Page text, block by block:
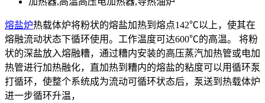
熔盐炉热载体炉将粉状的熔盐加热到熔点142℃以上，使其在
熔融流动状态下循环使用。工作温度可达600℃的高温。 将粉
状的深盐放入熔融糟，通过糟内安装的高压蒸汽加热管或电加
热管进行加热融化，直加热到糟内的熔盐的粘度可以用循环泵
打循环，使整个系统成为流动可循环状态后，泵送到热载体炉
进一步循环升温，